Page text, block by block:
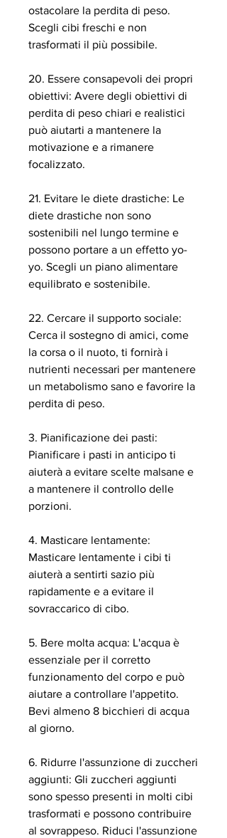
ostacolare la perdita di peso.
Scegli cibi freschi e non
trasformati il più possibile.
20. Essere consapevoli dei propri
obiettivi: Avere degli obiettivi di
perdita di peso chiari e realistici
può aiutarti a mantenere la
motivazione e a rimanere
focalizzato.
21. Evitare le diete drastiche: Le
diete drastiche non sono
sostenibili nel lungo termine e
possono portare a un effetto yo-
yo. Scegli un piano alimentare
equilibrato e sostenibile.
22. Cercare il supporto sociale:
Cerca il sostegno di amici, come
la corsa o il nuoto, ti fornirà i
nutrienti necessari per mantenere
un metabolismo sano e favorire la
perdita di peso.
3. Pianificazione dei pasti:
Pianificare i pasti in anticipo ti
aiuterà a evitare scelte malsane e
a mantenere il controllo delle
porzioni.
4. Masticare lentamente:
Masticare lentamente i cibi ti
aiuterà a sentirti sazio più
rapidamente e a evitare il
sovraccarico di cibo.
5. Bere molta acqua: L'acqua è
essenziale per il corretto
funzionamento del corpo e può
aiutare a controllare l'appetito.
Bevi almeno 8 bicchieri di acqua
al giorno.
6. Ridurre l'assunzione di zuccheri
aggiunti: Gli zuccheri aggiunti
sono spesso presenti in molti cibi
trasformati e possono contribuire
al sovrappeso. Riduci l'assunzione